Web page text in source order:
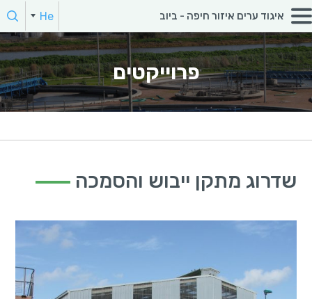
חפש:
הקלד מילת חיפוש
איגוד ערים איזור חיפה - ביוב
He
En
פרוייקטים
שדרוג מתקן ייבוש והסמכה